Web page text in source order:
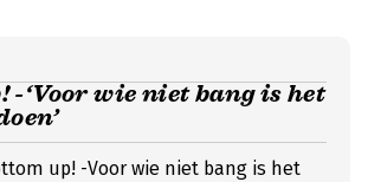
-‘Voor wie niet bang is het
up! -Voor wie niet bang is het